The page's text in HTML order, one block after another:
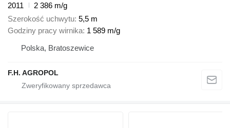
2011
2 386 m/g
Szerokość uchwytu 5,5 m
Godziny pracy wirnika 1 589 m/g
Polska, Bratoszewice
F.H. AGROPOL